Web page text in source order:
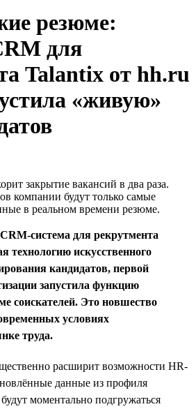
резюме:
для
Talantix от hh.ru
«живую»
закрытие вакансий в два раза.
компании будут только самые
в реальном времени резюме.
система для рекрутмента
технологию искусственного
кандидатов, первой
запустила функцию
соискателей. Это новшество
условиях
труда.
расширит возможности HR-
данные из профиля
моментально подгружаться